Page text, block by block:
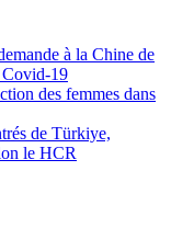
à la Chine de
Covid-19
des femmes dans
de Türkiye,
le HCR